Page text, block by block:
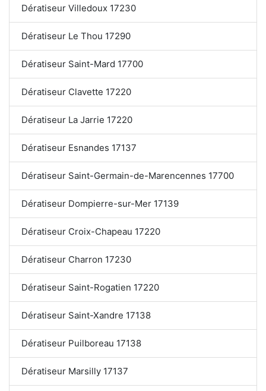
Dératiseur Villedoux 17230
Dératiseur Le Thou 17290
Dératiseur Saint-Mard 17700
Dératiseur Clavette 17220
Dératiseur La Jarrie 17220
Dératiseur Esnandes 17137
Dératiseur Saint-Germain-de-Marencennes 17700
Dératiseur Dompierre-sur-Mer 17139
Dératiseur Croix-Chapeau 17220
Dératiseur Charron 17230
Dératiseur Saint-Rogatien 17220
Dératiseur Saint-Xandre 17138
Dératiseur Puilboreau 17138
Dératiseur Marsilly 17137